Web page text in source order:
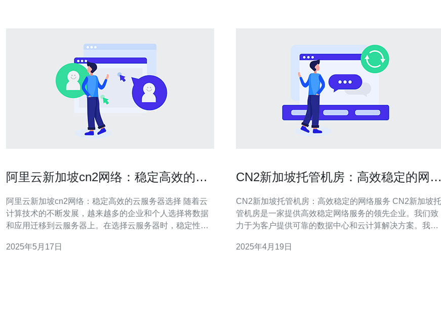
阿里云新加坡cn2网络：稳定高效的云
阿里云新加坡cn2网络：稳定高效的云服务器选择 随着云
计算技术的不断发展，越来越多的企业和个人选择将数据
和应用迁移到云服务器上。在选择云服务器时，稳定性和
作为一种优质的网络服务，为用户提供了稳定高效的云服
2025年5月17日
CN2新加坡托管机房：高效稳定的网络
CN2新加坡托管机房：高效稳定的网络服务 CN2新加坡托
管机房是一家提供高效稳定网络服务的领先企业。我们致
力于为客户提供可靠的数据中心和云计算解决方案。我们
定的网络连接。 我们的托管机房采用了先进的CN2网络技
2025年4月19日